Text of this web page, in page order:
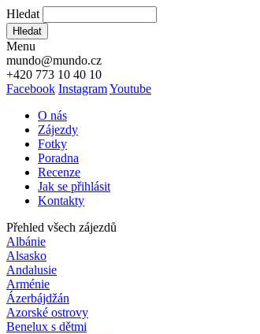
Hledat
Hledat
Menu
mundo@mundo.cz
+420 773 10 40 10
Facebook InstagramYoutube
O nás
Zájezdy
Fotky
Poradna
Recenze
Jak se přihlásit
Kontakty
Přehled všech zájezdů
Albánie
Alsasko
Andalusie
Arménie
Ázerbájdžán
Azorské ostrovy
Benelux s dětmi